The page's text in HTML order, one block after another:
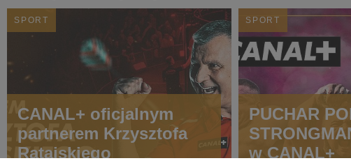
SPORT
CANAL+ oficjalnym
partnerem Krzysztofa
Ratajskiego
SPORT
PUCHAR
w CANAL+